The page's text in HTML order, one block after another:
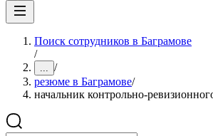
Поиск сотрудников в Баграмове
/
... /
резюме в Баграмове/
начальник контрольно-